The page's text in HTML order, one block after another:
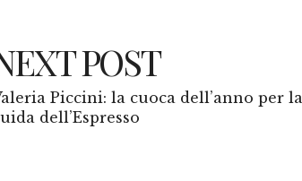
POST
Piccini: la cuoca dell’anno per la
dell’Espresso